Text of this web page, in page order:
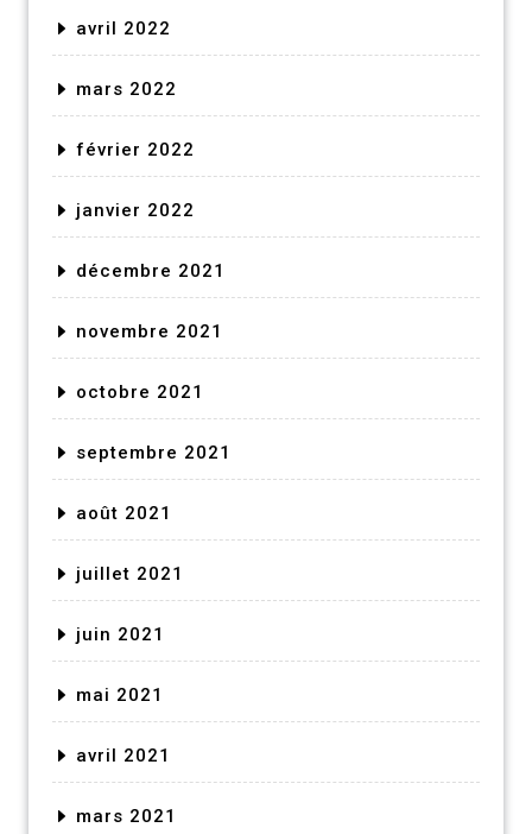
avril 2022
mars 2022
février 2022
janvier 2022
décembre 2021
novembre 2021
octobre 2021
septembre 2021
août 2021
juillet 2021
juin 2021
mai 2021
avril 2021
mars 2021